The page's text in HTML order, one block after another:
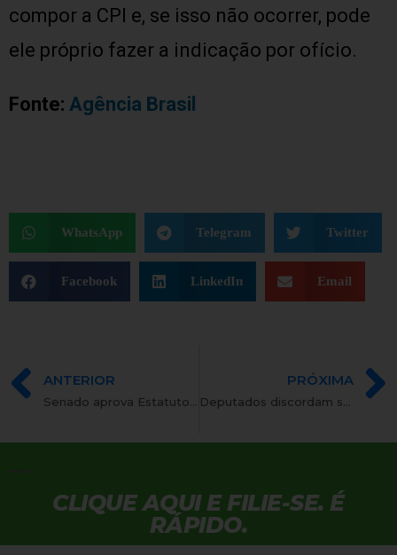
compor a CPI e, se isso não ocorrer, pode
ele próprio fazer a indicação por ofício.
Fonte: Agência Brasil
WhatsApp Telegram Twitter
Facebook LinkedIn Email
ANTERIOR
Senado aprova Estatuto da Pessoa com Deficiência
PRÓXIMA
Deputados discordam sobre direito de presidente da Câmara votar PECs
CLIQUE AQUI E FILIE-SE. É
RÁPIDO.